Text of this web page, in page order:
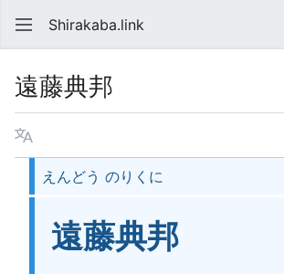
Shirakaba.link
遠藤典邦
言語
えんどう のりくに
遠藤典邦